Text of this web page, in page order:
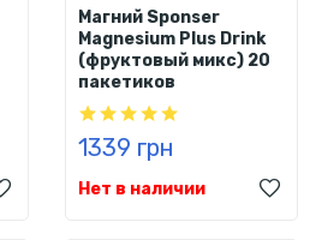
Магний Sponser
Magnesium Plus Drink
(фруктовый микс) 20
пакетиков
1339 грн
Нет в наличии